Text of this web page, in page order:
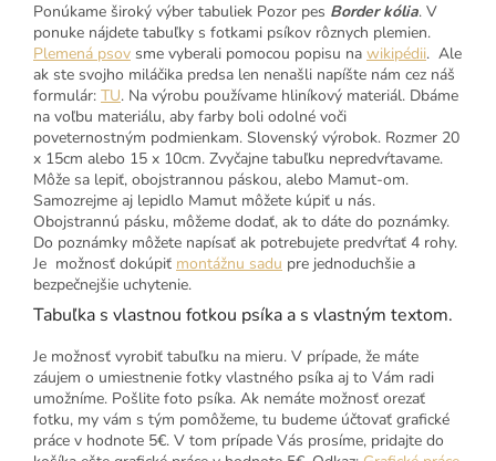
Ponúkame široký výber tabuliek Pozor pes Border kólia. V
ponuke nájdete tabuľky s fotkami psíkov rôznych plemien.
Plemená psov sme vyberali pomocou popisu na wikipédii. Ale
ak ste svojho miláčika predsa len nenašli napíšte nám cez náš
formulár: TU. Na výrobu používame hliníkový materiál. Dbáme
na voľbu materiálu, aby farby boli odolné voči
poveternostným podmienkam. Slovenský výrobok. Rozmer 20
x 15cm alebo 15 x 10cm. Zvyčajne tabuľku nepredvŕtavame.
Môže sa lepiť, obojstrannou páskou, alebo Mamut-om.
Samozrejme aj lepidlo Mamut môžete kúpiť u nás.
Obojstrannú pásku, môžeme dodať, ak to dáte do poznámky.
Do poznámky môžete napísať ak potrebujete predvŕtať 4 rohy.
Je možnosť dokúpiť montážnu sadu pre jednoduchšie a
bezpečnejšie uchytenie.
Tabuľka s vlastnou fotkou psíka a s vlastným textom.
Je možnosť vyrobiť tabuľku na mieru. V prípade, že máte
záujem o umiestnenie fotky vlastného psíka aj to Vám radi
umožníme. Pošlite foto psíka. Ak nemáte možnosť orezať
fotku, my vám s tým pomôžeme, tu budeme účtovať grafické
práce v hodnote 5€. V tom prípade Vás prosíme, pridajte do